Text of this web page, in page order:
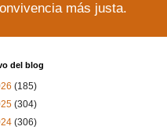
más justa.
del blog
(185)
(304)
(306)